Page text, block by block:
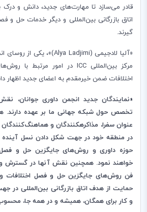
قادر می‌سازد تا مهارت‌های جدید، دانش و درک
اتاق بازرگانی بین‌المللی و دیگر خدمات حل و
گیرند.
«آلیا لادجیمی (Alya Ladjimi)»، یکی از روسای
مرکز بینالمللی ‌ ICC در امور مرتبط با روش
اختلافات ضمن خیرمقدم به اعضای جدید اظهار
«نمایندگان جدید انجمن داوری جوانان،
تخصص حول شبکه جهانی ما بر عهده دارند.
عنوان سفرا، مذاکره‏کنندگان و هماهنگکنندگان
در منطقه خود در جهت شکل دادن نسل
حوزه داوری و روشهای جایگزین حل و
خواهند نمود. همچنین نقش آنها در
فن روشهای جایگزین حل و فصل اختلافات و
حمایت از هدف اتاق بازرگانی بینالمللی در
و کار برای همگان، همیشه و در همه جا،